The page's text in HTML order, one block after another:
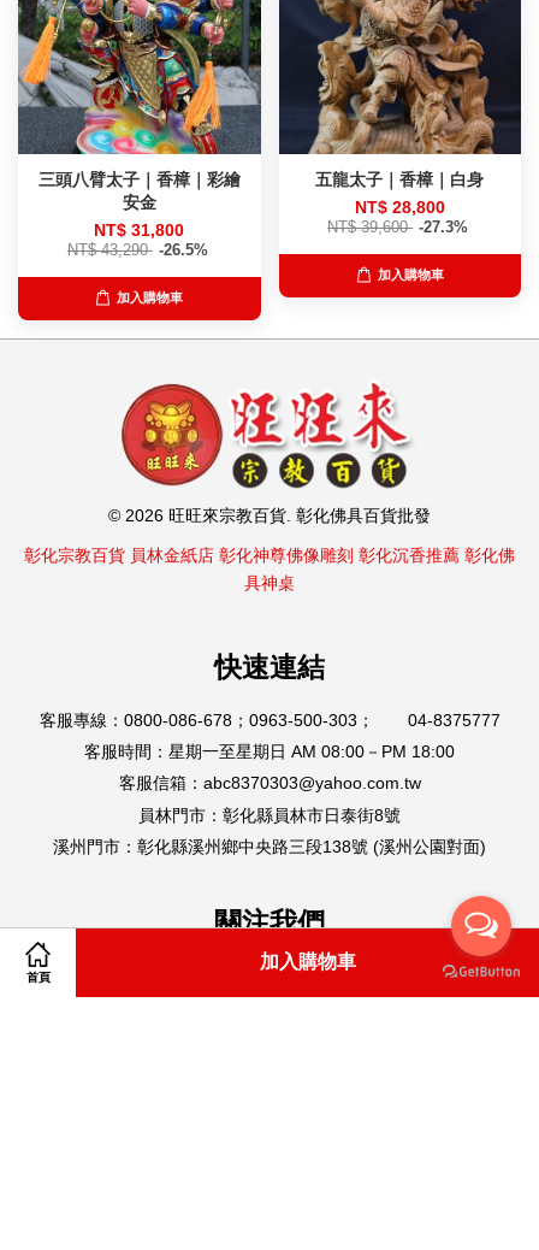
首頁
加入購物車
三頭八臂太子｜香樟｜彩繪
安金
NT$ 31,800
NT$ 43,290 -26.5%
加入購物車
五龍太子｜香樟｜白身
NT$ 28,800
NT$ 39,600 -27.3%
加入購物車
© 2026 旺旺來宗教百貨. 彰化佛具百貨批發
彰化宗教百貨 員林金紙店 彰化神尊佛像雕刻 彰化沉香推薦 彰化佛
具神桌
快速連結
客服專線：0800-086-678；0963-500-303； 04-8375777
客服時間：星期一至星期日 AM 08:00－PM 18:00
客服信箱：abc8370303@yahoo.com.tw
員林門市：彰化縣員林市日泰街8號
溪州門市：彰化縣溪州鄉中央路三段138號 (溪州公園對面)
關注我們
FacebookLine